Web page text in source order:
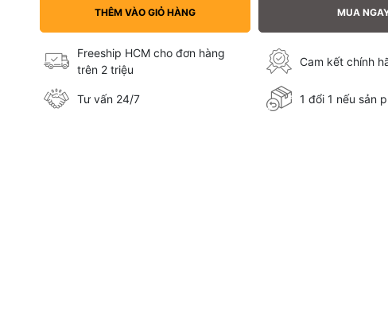
THÊM VÀO GIỎ HÀNG MUA
Freeship HCM cho đơn hàng
trên 2 triệu
Cam kết chính
Tư vấn 24/7 1 đổi 1 nếu sản